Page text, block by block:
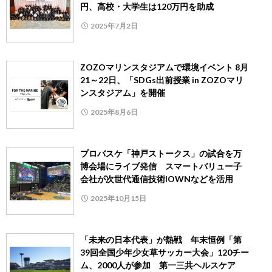
円、高校・大学生は120万円を助成
2025年7月2日
ZOZOマリンスタジアムで環境イベント 8月
21～22日、「SDGs出前授業 in ZOZOマリ
ンスタジアム」を開催
2025年8月6日
プロバスケ「神戸ストークス」の試合を万
博会場にライブ発信 スマートバリュー子
会社が次世代通信技術IOWNなどを活用
2025年10月15日
「未来の日本代表」が熱戦 年末恒例「第
39回全国少年少女草サッカー大会」120チー
ム、2000人が参加 第一三共ヘルスケア